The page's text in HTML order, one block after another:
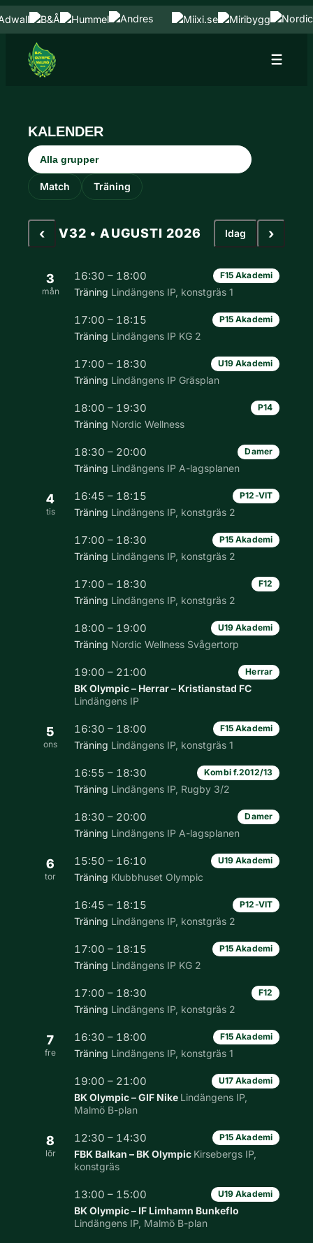
Hoppa till innehåll
Hoppa
till
innehåll
KALENDER
Grupp
Aktivitetstyp
Match Träning
‹ V32 • AUGUSTI 2026 Idag ›
3
mån
16:30 – 18:00 F15 Akademi
Träning Lindängens IP, konstgräs 1
17:00 – 18:15 P15 Akademi
Träning Lindängens IP KG 2
17:00 – 18:30 U19 Akademi
Träning Lindängens IP Gräsplan
18:00 – 19:30 P14
Träning Nordic Wellness
18:30 – 20:00 Damer
Träning Lindängens IP A-lagsplanen
4
tis
16:45 – 18:15 P12-VIT
Träning Lindängens IP, konstgräs 2
17:00 – 18:30 P15 Akademi
Träning Lindängens IP, konstgräs 2
17:00 – 18:30 F12
Träning Lindängens IP, konstgräs 2
18:00 – 19:00 U19 Akademi
Träning Nordic Wellness Svågertorp
19:00 – 21:00 Herrar
BK Olympic – Herrar – Kristianstad FC
Lindängens IP
5
ons
16:30 – 18:00 F15 Akademi
Träning Lindängens IP, konstgräs 1
16:55 – 18:30 Kombi f.2012/13
Träning Lindängens IP, Rugby 3/2
18:30 – 20:00 Damer
Träning Lindängens IP A-lagsplanen
6
tor
15:50 – 16:10 U19 Akademi
Träning Klubbhuset Olympic
16:45 – 18:15 P12-VIT
Träning Lindängens IP, konstgräs 2
17:00 – 18:15 P15 Akademi
Träning Lindängens IP KG 2
17:00 – 18:30 F12
Träning Lindängens IP, konstgräs 2
7
fre
16:30 – 18:00 F15 Akademi
Träning Lindängens IP, konstgräs 1
19:00 – 21:00 U17 Akademi
BK Olympic – GIF Nike Lindängens IP,
Malmö B-plan
8
lör
12:30 – 14:30 P15 Akademi
FBK Balkan – BK Olympic Kirsebergs IP,
konstgräs
13:00 – 15:00 U19 Akademi
BK Olympic – IF Limhamn Bunkeflo
Lindängens IP, Malmö B-plan